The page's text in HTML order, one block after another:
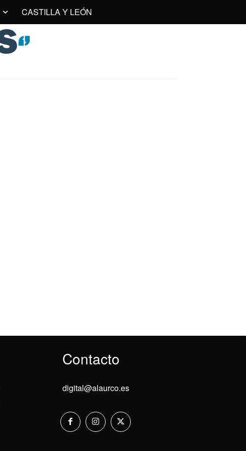
CASTILLA Y LEÓN
Contacto
digital@alaurco.es